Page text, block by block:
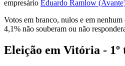
empresário Eduardo Ramlow
Votos em branco, nulos e em
4,1% não souberam ou não
Eleição em Vitória - 1º